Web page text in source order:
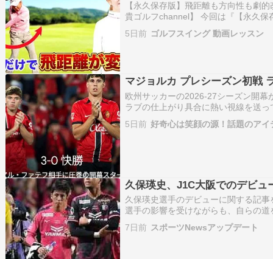
【永久保存版】飛距離も方向性も劇
貴ゴルフchannel】 今回は『【永久
のすべて教えます。』についてのレ
ようこそ☺ こちらのチャンネルでは
5日前 ゴルフスイング 動画レッスン
マジョルカ プレシーズン初戦
欧州サッカーの2026-27シーズン開幕
ラブの仕上がり具合に熱い視線を送
属し、日本でも屈指の知名度を誇る
スペイン・マルベーリャでのトレー
5日前 好奇心は笑顔の源！話題のア
久保瑛史、J1C大阪でのデビ
久保瑛史選手のデビューに関する記
選手の影響を受けながらも、自らの
けました。トップチームでのデビュ
しか頭になかった」と語るように、
7日前 スポーツNewsアップデート